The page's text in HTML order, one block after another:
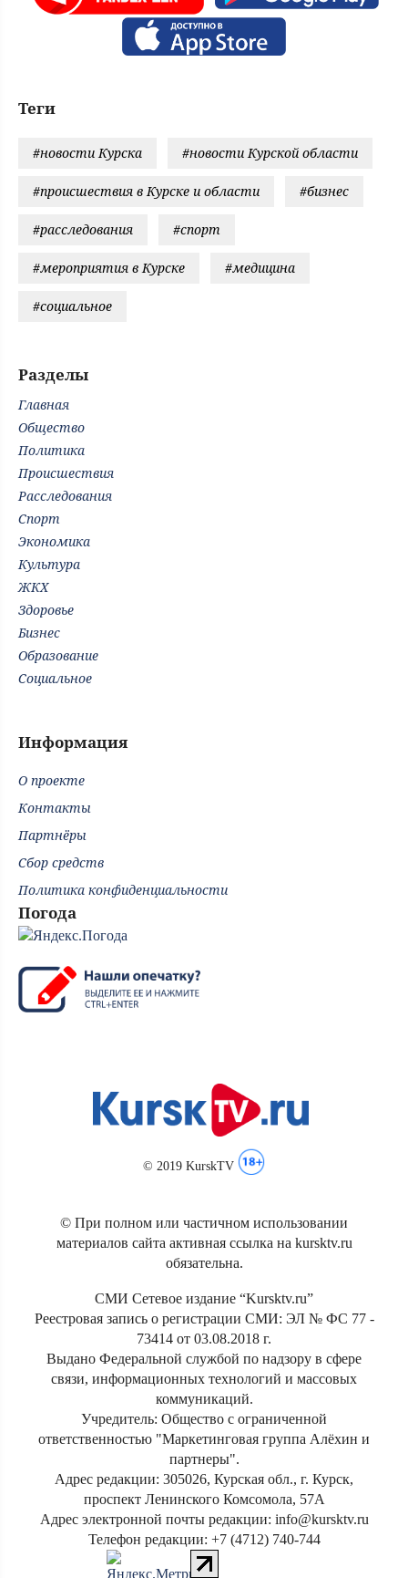
Теги
#новости Курска #новости Курской области
#происшествия в Курске и области #бизнес
#расследования #спорт
#мероприятия в Курске #медицина
#социальное
Разделы
Главная
Общество
Политика
Происшествия
Расследования
Спорт
Экономика
Культура
ЖКХ
Здоровье
Бизнес
Образование
Социальное
Информация
О проекте
Контакты
Партнёры
Сбор средств
Политика конфиденциальности
Погода
© 2019 KurskTV
© При полном или частичном использовании
материалов сайта активная ссылка на kursktv.ru
обязательна.
СМИ Сетевое издание “Kursktv.ru”
Реестровая запись о регистрации СМИ: ЭЛ № ФС 77 -
73414 от 03.08.2018 г.
Выдано Федеральной службой по надзору в сфере
связи, информационных технологий и массовых
коммуникаций.
Учредитель: Общество с ограниченной
ответственностью "Маркетинговая группа Алёхин и
партнеры".
Адрес редакции: 305026, Курская обл., г. Курск,
проспект Ленинского Комсомола, 57А
Адрес электронной почты редакции: info@kursktv.ru
Телефон редакции: +7 (4712) 740-744